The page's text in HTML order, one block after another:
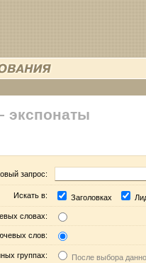
экспонаты
запрос:
Искать в: Заголовках
словах:
слов:
группах: После выбора